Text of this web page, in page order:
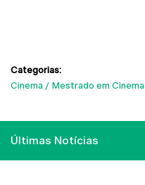
Categorias:
Cinema
Mestrado em Cinema
Últimas Notícias